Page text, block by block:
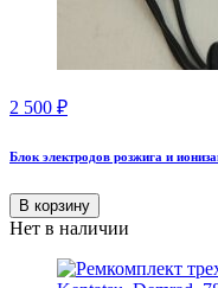
2 500 ₽
Блок электродов розжига и
В корзину
Нет в наличии